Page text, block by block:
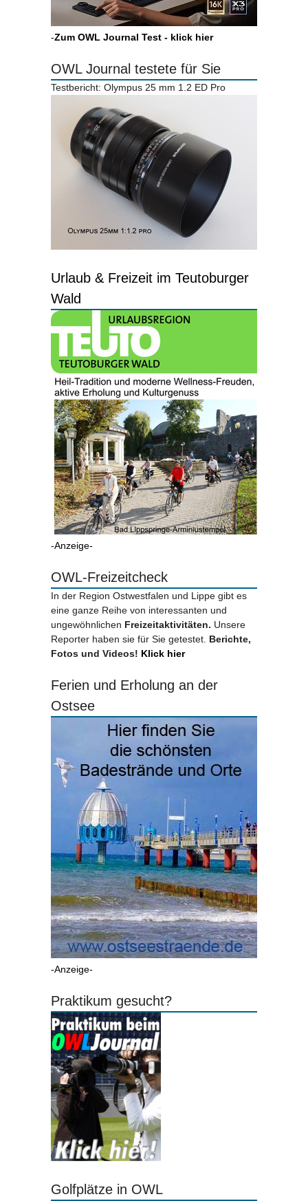
-Zum OWL Journal Test - klick hier
OWL Journal testete für Sie
Testbericht: Olympus 25 mm 1.2 ED Pro
Urlaub & Freizeit im Teutoburger
Wald
-Anzeige-
OWL-Freizeitcheck
In der Region Ostwestfalen und Lippe gibt es
eine ganze Reihe von interessanten und
ungewöhnlichen Freizeitaktivitäten. Unsere
Reporter haben sie für Sie getestet. Berichte,
Fotos und Videos! Klick hier
Ferien und Erholung an der
Ostsee
-Anzeige-
Praktikum gesucht?
Golfplätze in OWL